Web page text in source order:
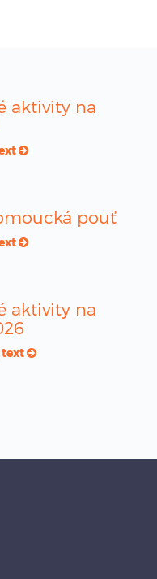
aktivity na
pouť
aktivity na
text